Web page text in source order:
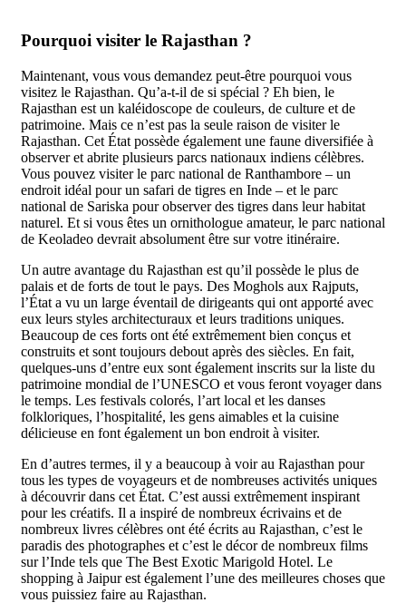
Pourquoi visiter le Rajasthan ?
Maintenant, vous vous demandez peut-être pourquoi vous
visitez le Rajasthan. Qu’a-t-il de si spécial ? Eh bien, le
Rajasthan est un kaléidoscope de couleurs, de culture et de
patrimoine. Mais ce n’est pas la seule raison de visiter le
Rajasthan. Cet État possède également une faune diversifiée à
observer et abrite plusieurs parcs nationaux indiens célèbres.
Vous pouvez visiter le parc national de Ranthambore – un
endroit idéal pour un safari de tigres en Inde – et le parc
national de Sariska pour observer des tigres dans leur habitat
naturel. Et si vous êtes un ornithologue amateur, le parc national
de Keoladeo devrait absolument être sur votre itinéraire.
Un autre avantage du Rajasthan est qu’il possède le plus de
palais et de forts de tout le pays. Des Moghols aux Rajputs,
l’État a vu un large éventail de dirigeants qui ont apporté avec
eux leurs styles architecturaux et leurs traditions uniques.
Beaucoup de ces forts ont été extrêmement bien conçus et
construits et sont toujours debout après des siècles. En fait,
quelques-uns d’entre eux sont également inscrits sur la liste du
patrimoine mondial de l’UNESCO et vous feront voyager dans
le temps. Les festivals colorés, l’art local et les danses
folkloriques, l’hospitalité, les gens aimables et la cuisine
délicieuse en font également un bon endroit à visiter.
En d’autres termes, il y a beaucoup à voir au Rajasthan pour
tous les types de voyageurs et de nombreuses activités uniques
à découvrir dans cet État. C’est aussi extrêmement inspirant
pour les créatifs. Il a inspiré de nombreux écrivains et de
nombreux livres célèbres ont été écrits au Rajasthan, c’est le
paradis des photographes et c’est le décor de nombreux films
sur l’Inde tels que The Best Exotic Marigold Hotel. Le
shopping à Jaipur est également l’une des meilleures choses que
vous puissiez faire au Rajasthan.